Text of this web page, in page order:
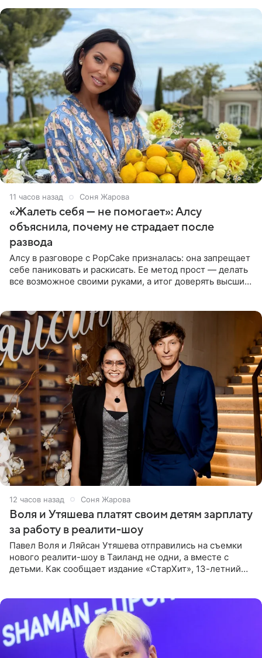
11 часов назад Соня Жарова
«Жалеть себя — не помогает»: Алсу
объяснила, почему не страдает после
развода
Алсу в разговоре с PopCake призналась: она запрещает
себе паниковать и раскисать. Ее метод прост — делать
все возможное своими руками, а итог доверять высшим
12 часов назад Соня Жарова
Воля и Утяшева платят своим детям зарплату
за работу в реалити-шоу
Павел Воля и Ляйсан Утяшева отправились на съемки
нового реалити-шоу в Таиланд не одни, а вместе с
детьми. Как сообщает издание «СтарХит», 13-летний